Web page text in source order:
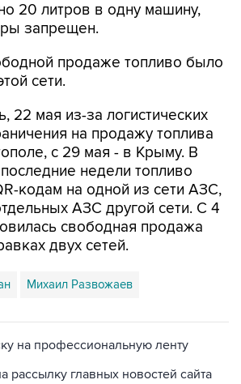
20 литров в одну машину,
запрещен.
продаже топливо было
сети.
22 мая из-за логистических
на продажу топлива
с 29 мая - в Крыму. В
недели топливо
кодам на одной из сети АЗС,
АЗС другой сети. С 4
свободная продажа
двух сетей.
Михаил Развожаев
на профессиональную ленту
рассылку главных новостей сайта